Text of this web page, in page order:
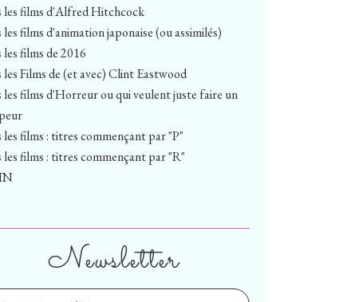
Newsletter
les films d'Alfred Hitchcock
les films d'animation japonaise (ou assimilés)
les films de 2016
les Films de (et avec) Clint Eastwood
les films d'Horreur ou qui veulent juste faire un
les films : titres commençant par "P"
les films : titres commençant par "R"